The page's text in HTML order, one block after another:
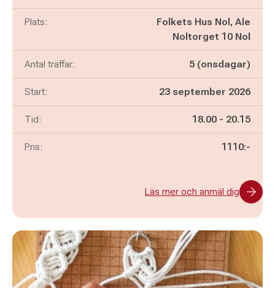
Plats:
Folkets Hus Nol, Ale
Noltorget 10 Nol
Antal träffar: 5 (onsdagar)
Start: 23 september 2026
Tid: Pågår mellan
18.00 - och
20.15
Pris: 1110:-
Läs mer och anmäl dig